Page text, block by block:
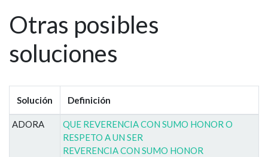
Otras posibles
soluciones
Solución Definición
ADORA
QUE REVERENCIA CON SUMO HONOR O
RESPETO A UN SER
REVERENCIA CON SUMO HONOR